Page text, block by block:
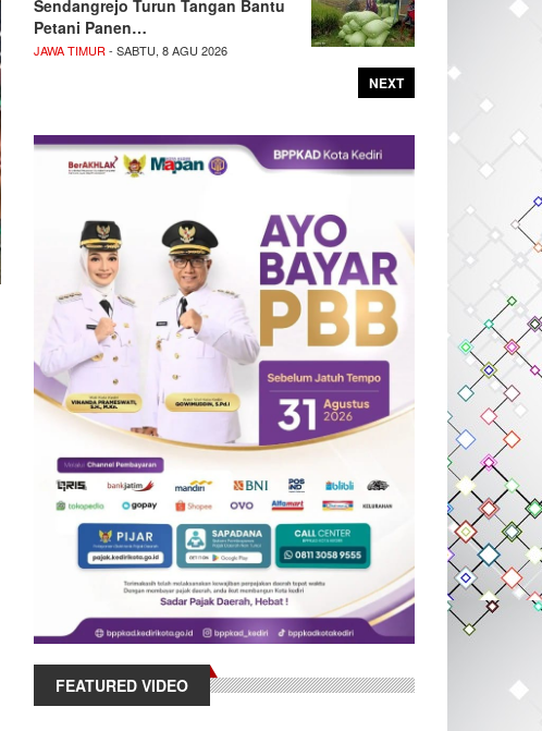
Sendangrejo Turun Tangan Bantu
Petani Panen…
JAWA TIMUR - SABTU, 8 AGU 2026
NEXT
FEATURED VIDEO